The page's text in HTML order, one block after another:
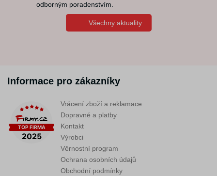
odborným poradenstvím.
Všechny aktuality
Informace pro zákazníky
Vrácení zboží a reklamace
Dopravné a platby
Kontakt
Výrobci
Věrnostní program
Ochrana osobních údajů
Obchodní podmínky